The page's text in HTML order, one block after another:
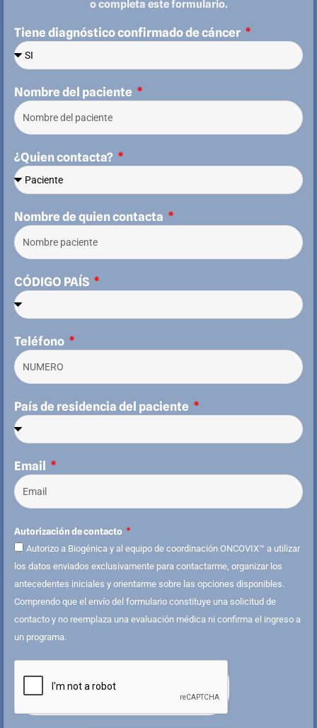
o completa este formulario.
Tiene diagnóstico confirmado de cáncer
Nombre del paciente
¿Quien contacta?
Nombre de quien contacta
CÓDIGO PAÍS
Teléfono
País de residencia del paciente
Email
Autorización de contacto
Autorizo a Biogénica y al equipo de coordinación ONCOVIX™ a utilizar
los datos enviados exclusivamente para contactarme, organizar los
antecedentes iniciales y orientarme sobre las opciones disponibles.
Comprendo que el envío del formulario constituye una solicitud de
contacto y no reemplaza una evaluación médica ni confirma el ingreso a
un programa.